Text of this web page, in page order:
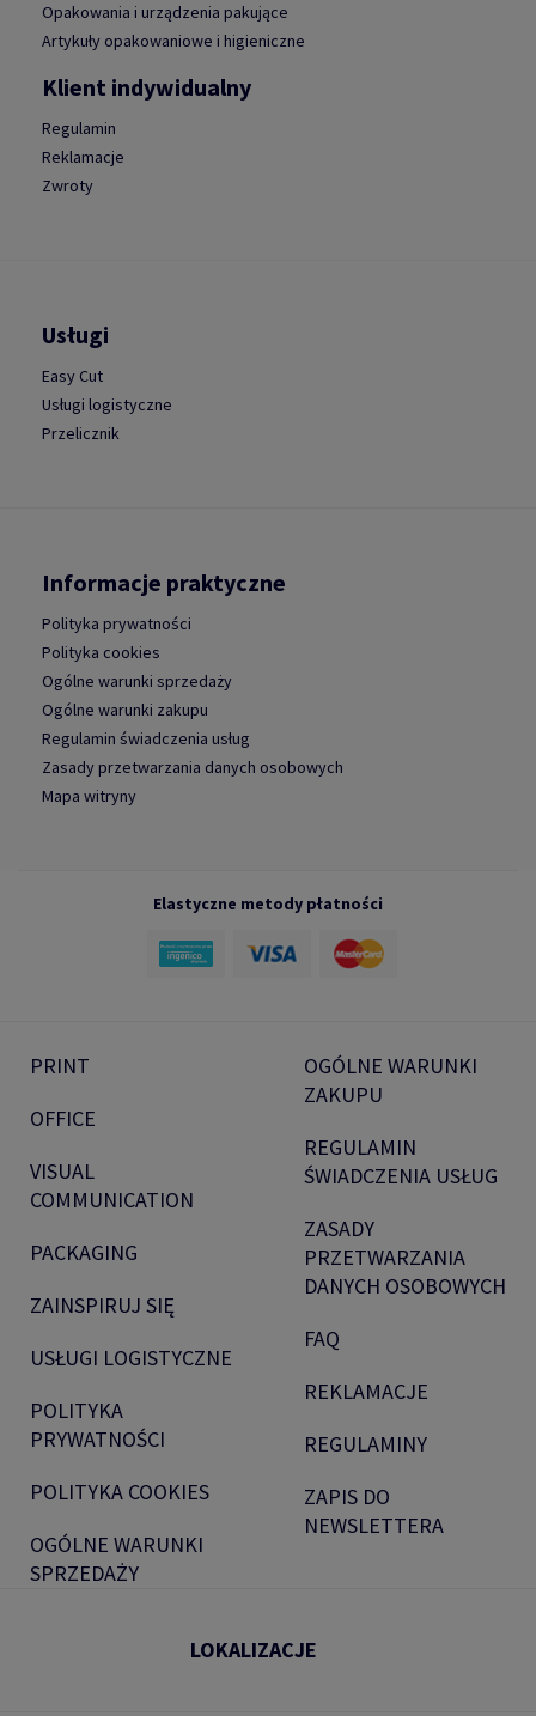
Opakowania i urządzenia pakujące
Artykuły opakowaniowe i higieniczne
Klient indywidualny
Regulamin
Reklamacje
Zwroty
Usługi
Easy Cut
Usługi logistyczne
Przelicznik
Informacje praktyczne
Polityka prywatności
Polityka cookies
Ogólne warunki sprzedaży
Ogólne warunki zakupu
Regulamin świadczenia usług
Zasady przetwarzania danych osobowych
Mapa witryny
Elastyczne metody płatności
PRINT
OFFICE
VISUAL
COMMUNICATION
PACKAGING
ZAINSPIRUJ SIĘ
USŁUGI LOGISTYCZNE
POLITYKA
PRYWATNOŚCI
POLITYKA COOKIES
OGÓLNE WARUNKI
SPRZEDAŻY
OGÓLNE WARUNKI
ZAKUPU
REGULAMIN
ŚWIADCZENIA USŁUG
ZASADY
PRZETWARZANIA
DANYCH OSOBOWYCH
FAQ
REKLAMACJE
REGULAMINY
ZAPIS DO
NEWSLETTERA
LOKALIZACJE